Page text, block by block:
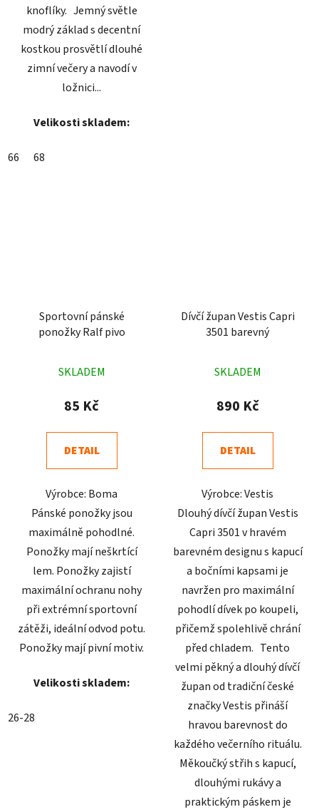
knoflíky. Jemný světle
modrý základ s decentní
kostkou prosvětlí dlouhé
zimní večery a navodí v
ložnici...
Velikosti skladem:
66 68
Sportovní pánské
ponožky Ralf pivo
hodnocení
produktu
5,0
z
hvězdiček.
SKLADEM
85 Kč
DETAIL
Výrobce: Boma
Pánské ponožky jsou
maximálně pohodlné.
Ponožky mají neškrtící
lem. Ponožky zajistí
maximální ochranu nohy
při extrémní sportovní
zátěži, ideální odvod potu.
Ponožky mají pivní motiv.
Velikosti skladem:
26-28
Dívčí župan Vestis Capri
3501 barevný
hodnocení
produktu
4,9
z
hvězdiček.
SKLADEM
890 Kč
DETAIL
Výrobce: Vestis
Dlouhý dívčí župan Vestis
Capri 3501 v hravém
barevném designu s kapucí
a bočními kapsami je
navržen pro maximální
pohodlí dívek po koupeli,
přičemž spolehlivě chrání
před chladem. Tento
velmi pěkný a dlouhý dívčí
župan od tradiční české
značky Vestis přináší
hravou barevnost do
každého večerního rituálu.
Měkoučký střih s kapucí,
dlouhými rukávy a
praktickým páskem je